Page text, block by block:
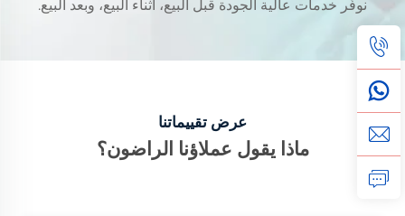
نوفّر خدمات عالية الجودة قبل البيع، أثناء البيع، وبعد البيع.
عرض تقييماتنا
ماذا يقول عملاؤنا الراضون؟